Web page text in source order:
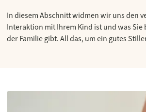
In diesem Abschnitt widmen wir uns den
Interaktion mit Ihrem Kind ist und was
der Familie gibt. All das, um ein gutes